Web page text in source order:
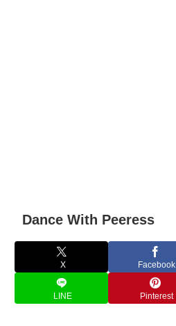
Dance With Peeress
X Facebook
LINE Pinterest